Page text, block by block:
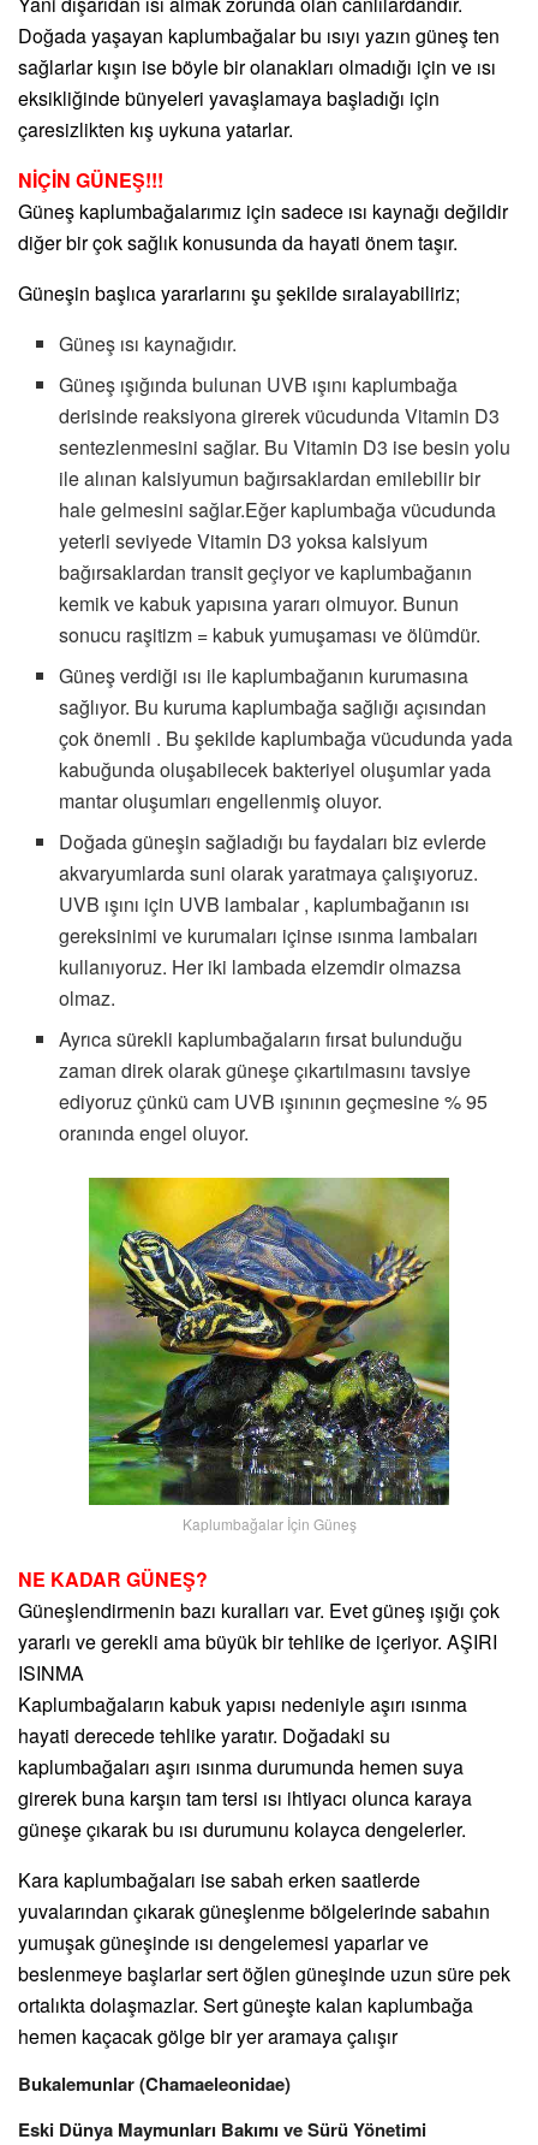
Doğada yaşayan kaplumbağalar bu ısıyı yazın güneş ten
sağlarlar kışın ise böyle bir olanakları olmadığı için ve ısı
eksikliğinde bünyeleri yavaşlamaya başladığı için
çaresizlikten kış uykuna yatarlar.
NİÇİN GÜNEŞ!!!
Güneş kaplumbağalarımız için sadece ısı kaynağı değildir
diğer bir çok sağlık konusunda da hayati önem taşır.
Güneşin başlıca yararlarını şu şekilde sıralayabiliriz;
Güneş ısı kaynağıdır.
Güneş ışığında bulunan UVB ışını kaplumbağa
derisinde reaksiyona girerek vücudunda Vitamin D3
sentezlenmesini sağlar. Bu Vitamin D3 ise besin yolu
ile alınan kalsiyumun bağırsaklardan emilebilir bir
hale gelmesini sağlar.Eğer kaplumbağa vücudunda
yeterli seviyede Vitamin D3 yoksa kalsiyum
bağırsaklardan transit geçiyor ve kaplumbağanın
kemik ve kabuk yapısına yararı olmuyor. Bunun
sonucu raşitizm = kabuk yumuşaması ve ölümdür.
Güneş verdiği ısı ile kaplumbağanın kurumasına
sağlıyor. Bu kuruma kaplumbağa sağlığı açısından
çok önemli . Bu şekilde kaplumbağa vücudunda yada
kabuğunda oluşabilecek bakteriyel oluşumlar yada
mantar oluşumları engellenmiş oluyor.
Doğada güneşin sağladığı bu faydaları biz evlerde
akvaryumlarda suni olarak yaratmaya çalışıyoruz.
UVB ışını için UVB lambalar , kaplumbağanın ısı
gereksinimi ve kurumaları içinse ısınma lambaları
kullanıyoruz. Her iki lambada elzemdir olmazsa
olmaz.
Ayrıca sürekli kaplumbağaların fırsat bulunduğu
zaman direk olarak güneşe çıkartılmasını tavsiye
ediyoruz çünkü cam UVB ışınının geçmesine % 95
oranında engel oluyor.
Kaplumbağalar İçin Güneş
NE KADAR GÜNEŞ?
Güneşlendirmenin bazı kuralları var. Evet güneş ışığı çok
yararlı ve gerekli ama büyük bir tehlike de içeriyor. AŞIRI
ISINMA
Kaplumbağaların kabuk yapısı nedeniyle aşırı ısınma
hayati derecede tehlike yaratır. Doğadaki su
kaplumbağaları aşırı ısınma durumunda hemen suya
girerek buna karşın tam tersi ısı ihtiyacı olunca karaya
güneşe çıkarak bu ısı durumunu kolayca dengelerler.
Kara kaplumbağaları ise sabah erken saatlerde
yuvalarından çıkarak güneşlenme bölgelerinde sabahın
yumuşak güneşinde ısı dengelemesi yaparlar ve
beslenmeye başlarlar sert öğlen güneşinde uzun süre pek
ortalıkta dolaşmazlar. Sert güneşte kalan kaplumbağa
hemen kaçacak gölge bir yer aramaya çalışır
Bukalemunlar (Chamaeleonidae)
Eski Dünya Maymunları Bakımı ve Sürü Yönetimi